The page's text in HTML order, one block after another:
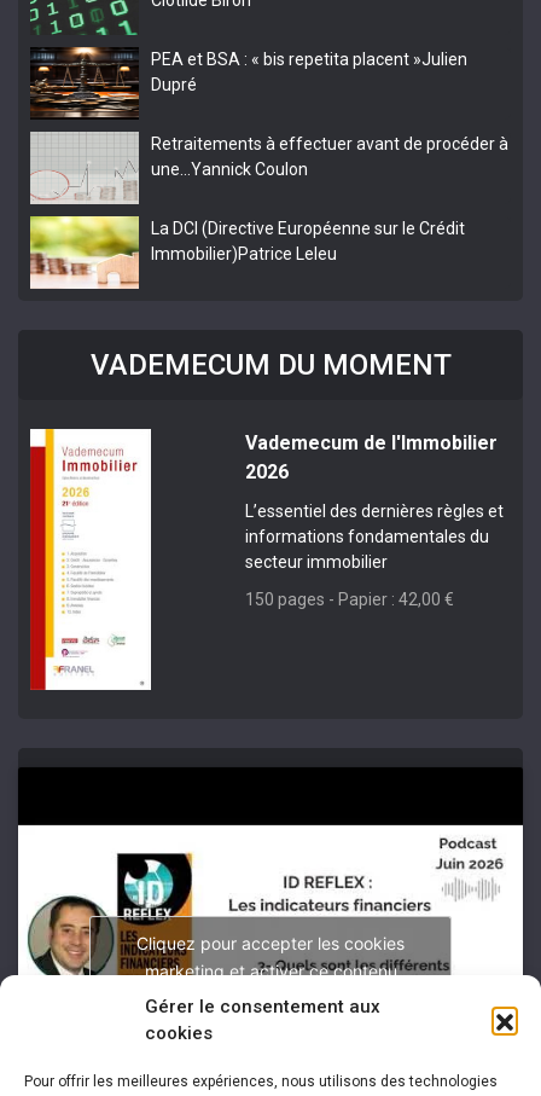
Gérer le consentement aux
cookies
Pour offrir les meilleures expériences, nous utilisons des technologies
PEA et BSA : « bis repetita placent »Julien
Dupré
Retraitements à effectuer avant de procéder à
une… Yannick Coulon
La DCI (Directive Européenne sur le Crédit
Immobilier)Patrice Leleu
VADEMECUM DU MOMENT
Vademecum de l'Immobilier
2026
L’essentiel des dernières règles et
informations fondamentales du
secteur immobilier
150 pages - Papier : 42,00 €
Cliquez pour accepter les cookies
marketing et activer ce contenu